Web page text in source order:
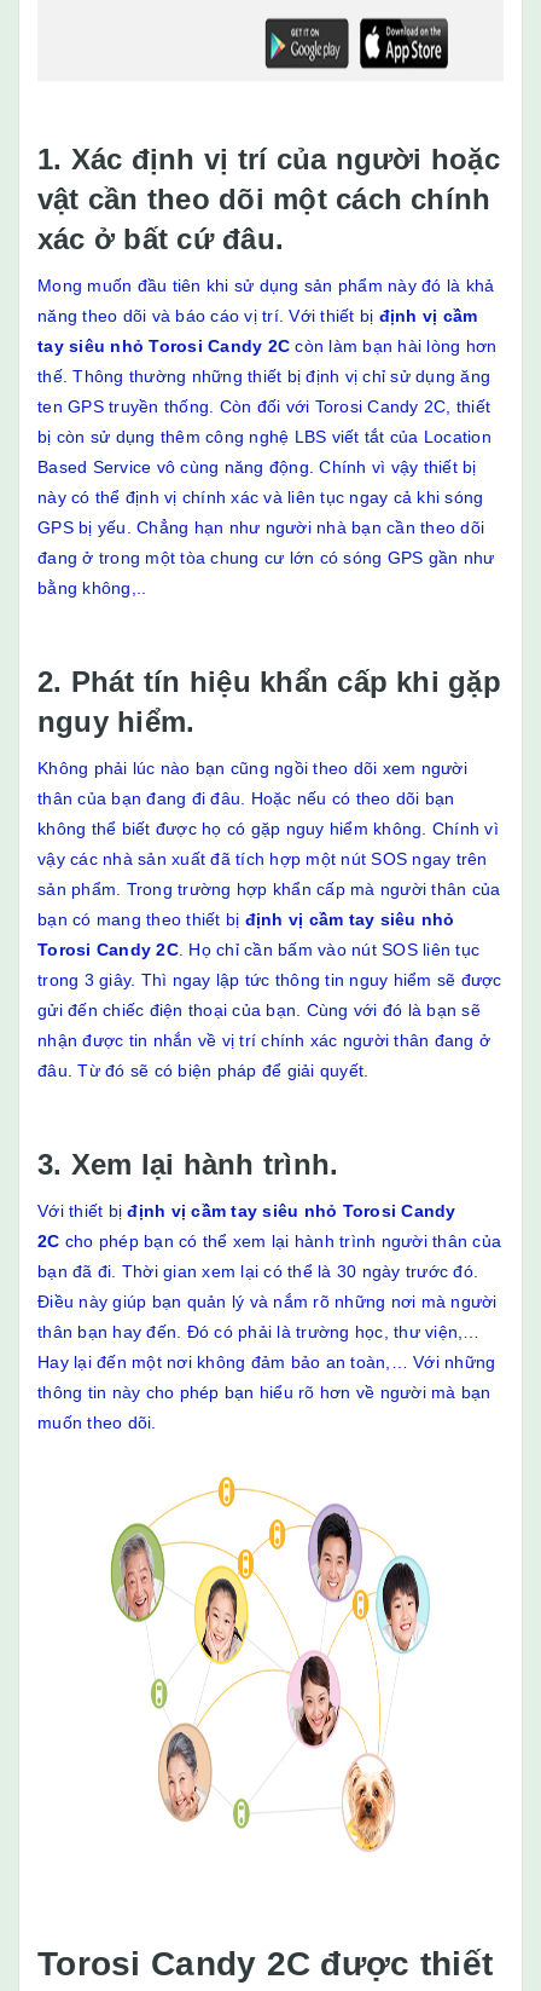
1. Xác định vị trí của người hoặc
vật cần theo dõi một cách chính
xác ở bất cứ đâu.
Mong muốn đầu tiên khi sử dụng sản phẩm này đó là khả
năng theo dõi và báo cáo vị trí. Với thiết bị định vị cầm
tay siêu nhỏ Torosi Candy 2C còn làm bạn hài lòng hơn
thế. Thông thường những thiết bị định vị chỉ sử dụng ăng
ten GPS truyền thống. Còn đối với Torosi Candy 2C, thiết
bị còn sử dụng thêm công nghệ LBS viết tắt của Location
Based Service vô cùng năng động. Chính vì vậy thiết bị
này có thể định vị chính xác và liên tục ngay cả khi sóng
GPS bị yếu. Chẳng hạn như người nhà bạn cần theo dõi
đang ở trong một tòa chung cư lớn có sóng GPS gần như
bằng không,..
2. Phát tín hiệu khẩn cấp khi gặp
nguy hiểm.
Không phải lúc nào bạn cũng ngồi theo dõi xem người
thân của bạn đang đi đâu. Hoặc nếu có theo dõi bạn
không thể biết được họ có gặp nguy hiểm không. Chính vì
vậy các nhà sản xuất đã tích hợp một nút SOS ngay trên
sản phẩm. Trong trường hợp khẩn cấp mà người thân của
bạn có mang theo thiết bị định vị cầm tay siêu nhỏ
Torosi Candy 2C. Họ chỉ cần bấm vào nút SOS liên tục
trong 3 giây. Thì ngay lập tức thông tin nguy hiểm sẽ được
gửi đến chiếc điện thoại của bạn. Cùng với đó là bạn sẽ
nhận được tin nhắn về vị trí chính xác người thân đang ở
đâu. Từ đó sẽ có biện pháp để giải quyết.
3. Xem lại hành trình.
Với thiết bịđịnh vị cầm tay siêu nhỏ Torosi Candy
2C cho phép bạn có thể xem lại hành trình người thân của
bạn đã đi. Thời gian xem lại có thể là 30 ngày trước đó.
Điều này giúp bạn quản lý và nắm rõ những nơi mà người
thân bạn hay đến. Đó có phải là trường học, thư viện,…
Hay lại đến một nơi không đảm bảo an toàn,… Với những
thông tin này cho phép bạn hiểu rõ hơn về người mà bạn
muốn theo dõi.
Torosi Candy 2C được thiết